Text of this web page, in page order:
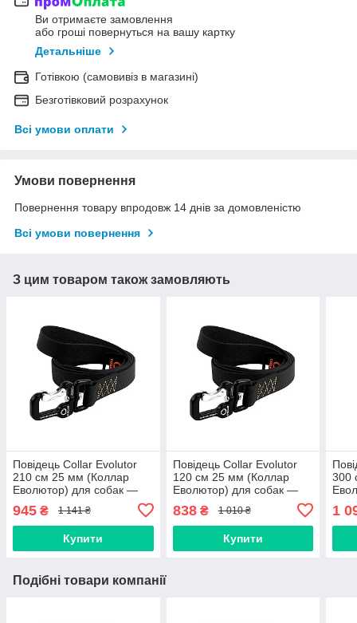
Ви отримаєте замовлення
або гроші повернуться на вашу картку
Детальніше
Готівкою (самовивіз в магазині)
Безготівковий розрахунок
Всі умови оплати
Умови повернення
Повернення товару впродовж 14 днів за домовленістю
Всі умови повернення
З цим товаром також замовляють
Повідець Collar Evolutor
210 см 25 мм (Коллар
Еволютор) для собак —
чорний
945 ₴ 1 141 ₴
Купити
Повідець Collar Evolutor
120 см 25 мм (Коллар
Еволютор) для собак —
чорний
838₴ 1 010 ₴
Купити
300
1
Подібні товари компанії